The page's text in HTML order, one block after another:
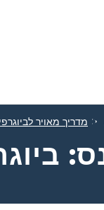
מדריך מאויר